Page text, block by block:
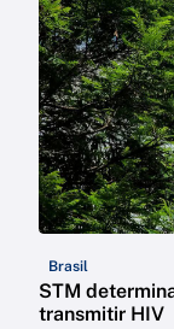
Brasil
STM
transmitir HIV